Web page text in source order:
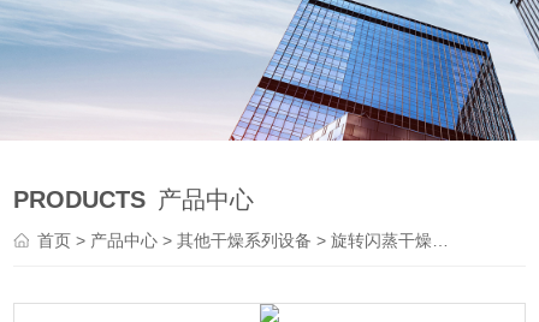
PRODUCTS 产品中心
首页> 产品中心 >其他干燥系列设备 >旋转闪蒸干燥机